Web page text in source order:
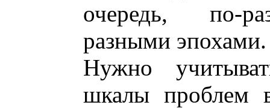
очередь, по-
разными эпохами.
Нужно
шкалы проблем